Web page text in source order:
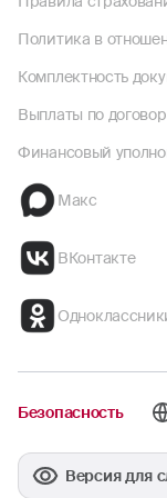
возмещения
не является
собственник
Политика в
Комплектность
Выплаты по
Финансовый
Макс
ВКонтакте
Безопасность
Версия для